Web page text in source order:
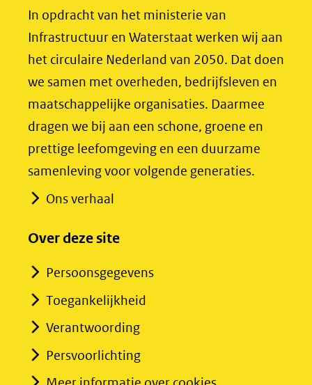
(opent
nieuw
naar
een
andere
website)
(opent
nieuw
naar
een
andere
website)
In opdracht van het ministerie van
Infrastructuur en Waterstaat werken wij aan
het circulaire Nederland van 2050. Dat doen
we samen met overheden, bedrijfsleven en
maatschappelijke organisaties. Daarmee
dragen we bij aan een schone, groene en
prettige leefomgeving en een duurzame
samenleving voor volgende generaties.
Ons verhaal
Over deze site
Persoonsgegevens
Toegankelijkheid
Verantwoording
Persvoorlichting